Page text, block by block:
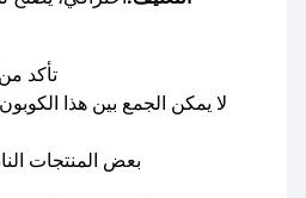
تأكد
لا يمكن الجمع بين هذا
بعض المنتجات